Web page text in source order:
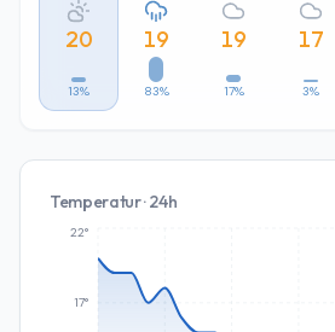
20
13%
19
83%
19
17%
17
3%
Temperatur · 24h
17°
22°